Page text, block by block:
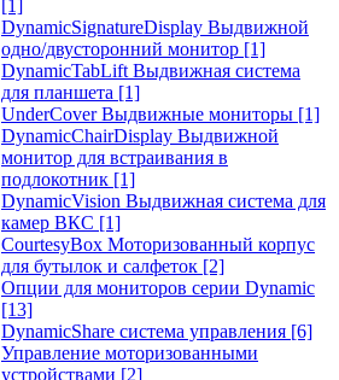
[1]
DynamicSignatureDisplay Выдвижной
одно/двусторонний монитор [1]
DynamicTabLift Выдвижная система
для планшета [1]
UnderCover Выдвижные мониторы [1]
DynamicChairDisplay Выдвижной
монитор для встраивания в
подлокотник [1]
DynamicVision Выдвижная система для
камер ВКС [1]
CourtesyBox Моторизованный корпус
для бутылок и салфеток [2]
Опции для мониторов серии Dynamic
[13]
DynamicShare система управления [6]
Управление моторизованными
устройствами [2]